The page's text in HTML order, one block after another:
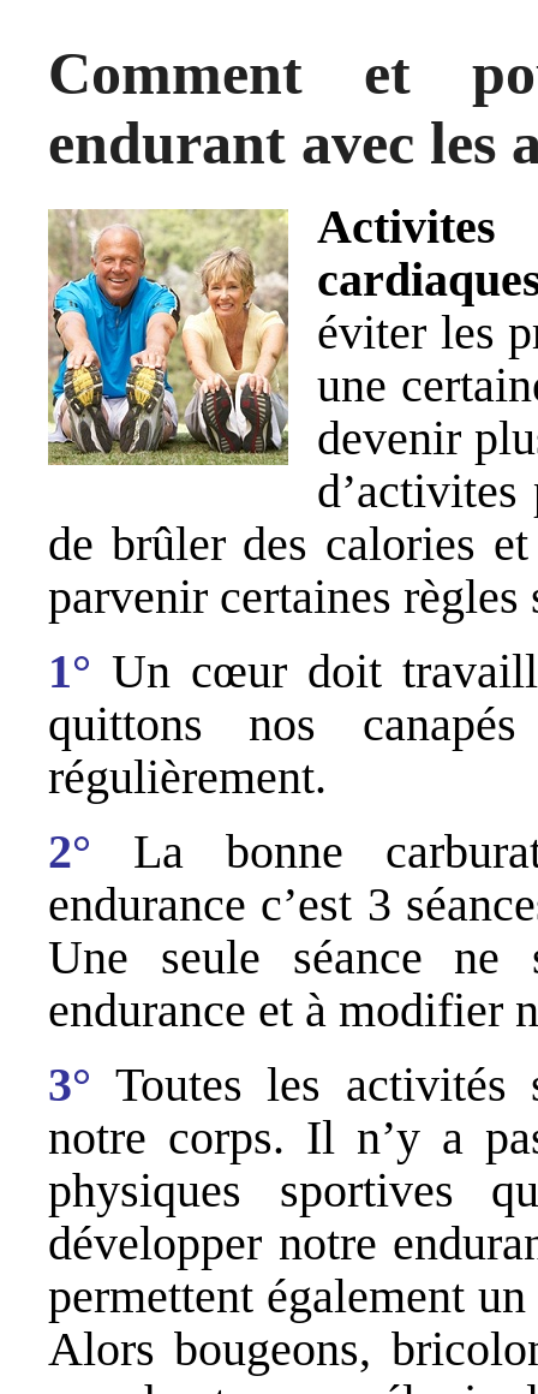
Comment et
endurant avec les
éviter les
une
devenir
d’activites
de brûler des calories
parvenir certaines règles
1° Un cœur doit
quittons nos
régulièrement.
2° La bonne
endurance c’est 3
Une seule séance
endurance et à modifier
3° Toutes les activités
notre corps. Il n’y a
physiques sportives
développer notre
permettent également
Alors bougeons,